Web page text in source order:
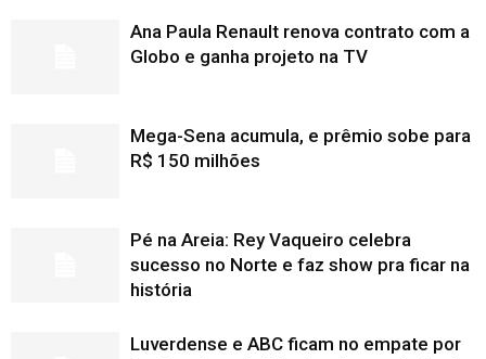
Ana Paula Renault renova contrato com a
Globo e ganha projeto na TV
Mega-Sena acumula, e prêmio sobe para
R$ 150 milhões
Pé na Areia: Rey Vaqueiro celebra
sucesso no Norte e faz show pra ficar na
história
Luverdense e ABC ficam no empate por